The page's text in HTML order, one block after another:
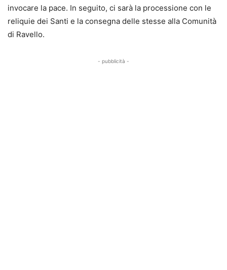
invocare la pace. In seguito, ci sarà la processione con le
reliquie dei Santi e la consegna delle stesse alla Comunità
di Ravello.
- pubblicità -